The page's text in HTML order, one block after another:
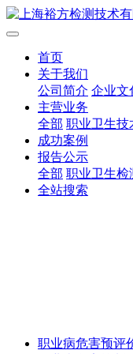
首页
关于我们
公司简介 企业文
主营业务
全部 职业卫生技
成功案例
报告公示
全部 职业卫生检
全站搜索
职业病危害预评